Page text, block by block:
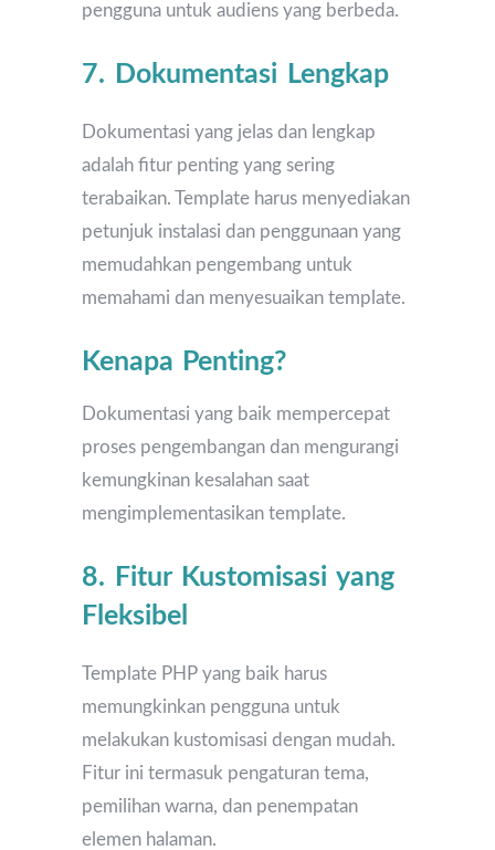
pengguna untuk audiens yang berbeda.
7. Dokumentasi Lengkap
Dokumentasi yang jelas dan lengkap
adalah fitur penting yang sering
terabaikan. Template harus menyediakan
petunjuk instalasi dan penggunaan yang
memudahkan pengembang untuk
memahami dan menyesuaikan template.
Kenapa Penting?
Dokumentasi yang baik mempercepat
proses pengembangan dan mengurangi
kemungkinan kesalahan saat
mengimplementasikan template.
8. Fitur Kustomisasi yang
Fleksibel
Template PHP yang baik harus
memungkinkan pengguna untuk
melakukan kustomisasi dengan mudah.
Fitur ini termasuk pengaturan tema,
pemilihan warna, dan penempatan
elemen halaman.